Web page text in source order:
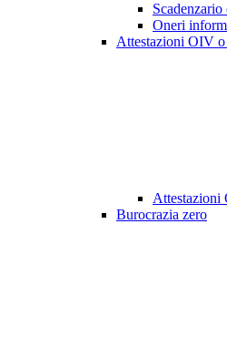
Oneri
Attestazioni OIV o
Attestazioni
Burocrazia zero